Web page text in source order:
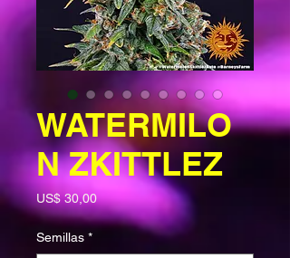
WATERMILO
N ZKITTLEZ
US$ 30,00Precio
Semillas *